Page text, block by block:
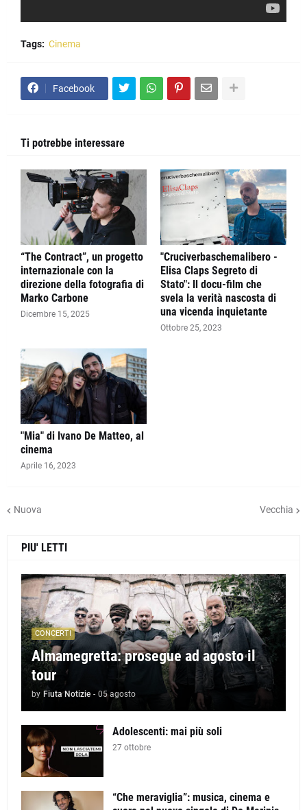
Tags: Cinema
Facebook
Ti potrebbe interessare
“The Contract”, un progetto
internazionale con la
direzione della fotografia di
Marko Carbone
Dicembre 15, 2025
"Cruciverbaschemalibero -
Elisa Claps Segreto di
Stato": Il docu-film che
svela la verità nascosta di
una vicenda inquietante
Ottobre 25, 2023
"Mia" di Ivano De Matteo, al
cinema
Aprile 16, 2023
Nuova Vecchia
PIU' LETTI
CONCERTI
Almamegretta: prosegue ad agosto il
tour
by Fiuta Notizie - 05 agosto
Adolescenti: mai più soli
27 ottobre
“Che meraviglia”: musica, cinema e